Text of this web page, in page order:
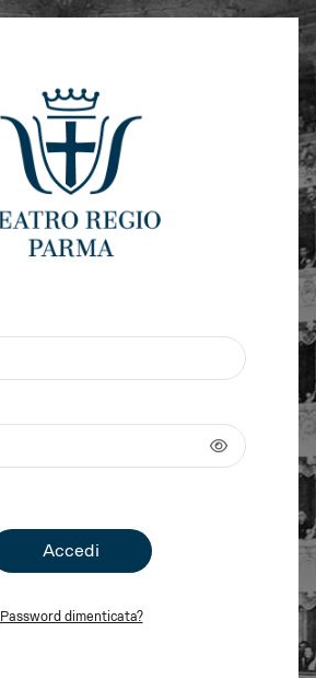
Mostra
Accedi
Password dimenticata?